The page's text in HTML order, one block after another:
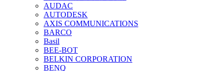
AUDAC
AUTODESK
AXIS COMMUNICATIONS
BARCO
Basil
BEE-BOT
BELKIN CORPORATION
BENQ